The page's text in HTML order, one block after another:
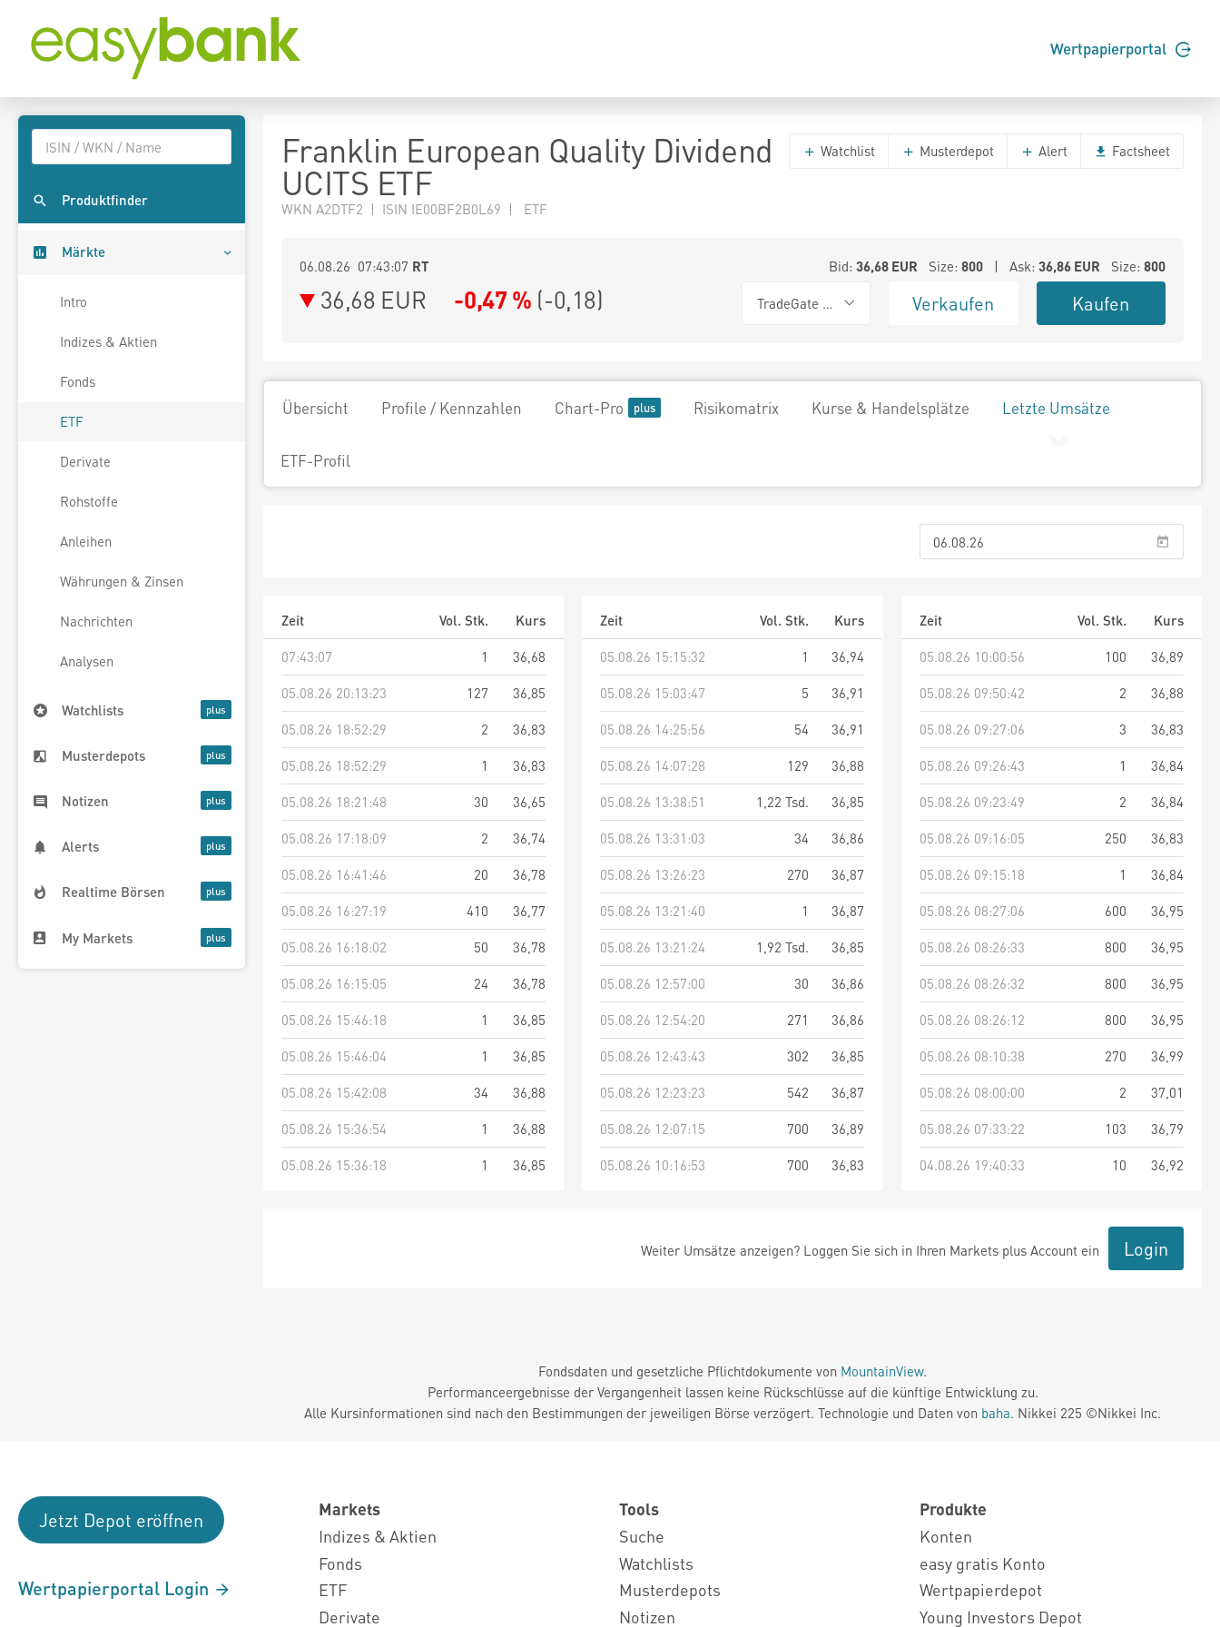
Wertpapierportal
Produktfinder
Märkte
Intro
Indizes & Aktien
Fonds
ETF
Derivate
Rohstoffe
Anleihen
Währungen & Zinsen
Nachrichten
Analysen
Watchlists
Musterdepots
Notizen
Alerts
Realtime Börsen
My Markets
Franklin European Quality Dividend
UCITS ETF
WKN A2DTF2 | ISIN IE00BF2B0L69 | ETF
Watchlist Musterdepot Alert Factsheet
06.08.26 07:43:07 RT Bid: 36,68EUR Size: 800| Ask: 36,86EUR Size: 800
36,68 EUR -0,47 % (-0,18) TradeGate BSX Verkaufen Kaufen
Übersicht Profile / Kennzahlen Chart-Pro Risikomatrix Kurse & Handelsplätze Letzte Umsätze
ETF-Profil
Zeit Vol. Stk.
Kurs
07:43:07
1
36,68
05.08.26 20:13:23
127
36,85
05.08.26 18:52:29
2
36,83
05.08.26 18:52:29
1
36,83
05.08.26 18:21:48
30
36,65
05.08.26 17:18:09
2
36,74
05.08.26 16:41:46
20
36,78
05.08.26 16:27:19
410
36,77
05.08.26 16:18:02
50
36,78
05.08.26 16:15:05
24
36,78
05.08.26 15:46:18
1
36,85
05.08.26 15:46:04
1
36,85
05.08.26 15:42:08
34
36,88
05.08.26 15:36:54
1
36,88
05.08.26 15:36:18
1 36,85
Zeit Vol. Stk.
Kurs
05.08.26 15:15:32
1
36,94
05.08.26 15:03:47
5
36,91
05.08.26 14:25:56
54
36,91
05.08.26 14:07:28
129
36,88
05.08.26 13:38:51
1,22 Tsd.
36,85
05.08.26 13:31:03
34
36,86
05.08.26 13:26:23
270
36,87
05.08.26 13:21:40
1
36,87
05.08.26 13:21:24
1,92 Tsd.
36,85
05.08.26 12:57:00
30
36,86
05.08.26 12:54:20
271
36,86
05.08.26 12:43:43
302
36,85
05.08.26 12:23:23
542
36,87
05.08.26 12:07:15
700
36,89
05.08.26 10:16:53
700 36,83
Zeit Vol. Stk.
Kurs
05.08.26 10:00:56
100
36,89
05.08.26 09:50:42
2
36,88
05.08.26 09:27:06
3
36,83
05.08.26 09:26:43
1
36,84
05.08.26 09:23:49
2
36,84
05.08.26 09:16:05
250
36,83
05.08.26 09:15:18
1
36,84
05.08.26 08:27:06
600
36,95
05.08.26 08:26:33
800
36,95
05.08.26 08:26:32
800
36,95
05.08.26 08:26:12
800
36,95
05.08.26 08:10:38
270
36,99
05.08.26 08:00:00
2
37,01
05.08.26 07:33:22
103
36,79
04.08.26 19:40:33
10 36,92
Weiter Umsätze anzeigen? Loggen Sie sich in Ihren Markets plus Account ein Login
Fondsdaten und gesetzliche Pflichtdokumente von MountainView.
Performanceergebnisse der Vergangenheit lassen keine Rückschlüsse auf die künftige Entwicklung zu.
Alle Kursinformationen sind nach den Bestimmungen der jeweiligen Börse verzögert. Technologie und Daten von baha. Nikkei 225 ©Nikkei Inc.
Jetzt Depot eröffnen
Wertpapierportal Login
Markets
Indizes & Aktien
Fonds
ETF
Derivate
Tools
Suche
Watchlists
Musterdepots
Notizen
Produkte
Konten
easy gratis Konto
Wertpapierdepot
Young Investors Depot